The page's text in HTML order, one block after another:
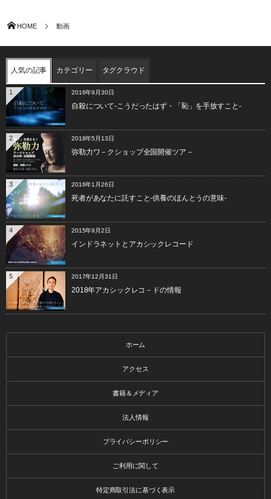
HOME 動画
人気の記事 カテゴリー タグクラウド
2016年9月30日
自殺について-こうだったはず・「恥」を手放すこと-
1
2018年5月13日
弥勒力ワ－クショップ全国開催ツア－
2
2016年1月26日
死者があなたに託すこと-供養のほんとうの意味-
3
2015年9月2日
インドラネットとアカシックレコード
4
2017年12月31日
2018年アカシックレコ－ドの情報
5
ホーム
アクセス
書籍＆メディア
法人情報
プライバシーポリシー
ご利用に関して
特定商取引法に基づく表示